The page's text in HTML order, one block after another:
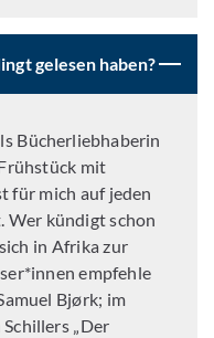
gelesen haben?
Bücherliebhaberin
mit
für mich auf jeden
Wer kündigt schon
in Afrika zur
empfehle
Bjørk; im
„Der